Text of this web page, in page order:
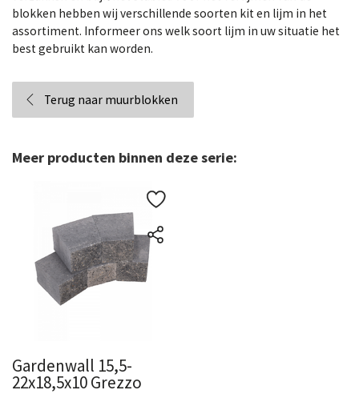
blokken hebben wij verschillende soorten kit en lijm in het
assortiment. Informeer ons welk soort lijm in uw situatie het
best gebruikt kan worden.
Terug naar muurblokken
Meer producten binnen deze serie:
Gardenwall 15,5-
22x18,5x10 Grezzo